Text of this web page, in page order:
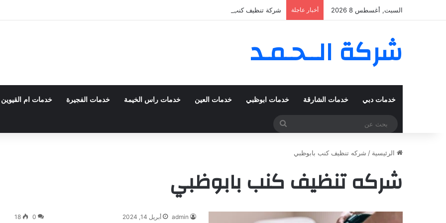
السبت, أغسطس 8 2026 أخبار عاجلة شركة تنظيف كنب في المزهر – دبي 0555980700 – خصم30%
شركة الــحـمـد
خدمات دبي خدمات الشارقة خدمات ابوظبي خدمات العين خدمات راس الخيمة خدمات الفجيرة خدمات ام القيوين
بحث
الرئيسية / شركه تنظيف كنب بابوظبي
شركه تنظيف كنب بابوظبي
admin أبريل 14, 2024 0
18